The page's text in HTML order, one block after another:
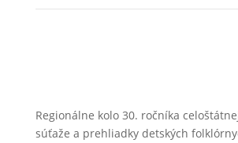
Regionálne kolo 30. ročníka
súťaže a prehliadky detských